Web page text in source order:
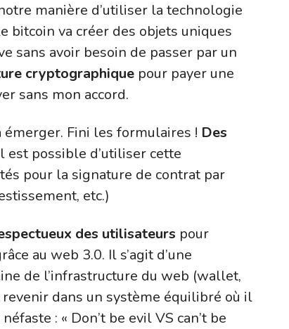
manière d’utiliser la technologie
bitcoin va créer des objets uniques
sans avoir besoin de passer par un
cryptographique pour payer une
sans mon accord.
émerger. Fini les formulaires ! Des
est possible d’utiliser cette
pour la signature de contrat par
etc.)
des utilisateurs pour
au web 3.0. Il s’agit d’une
de l’infrastructure du web (wallet,
dans un système équilibré où il
: « Don’t be evil VS can’t be